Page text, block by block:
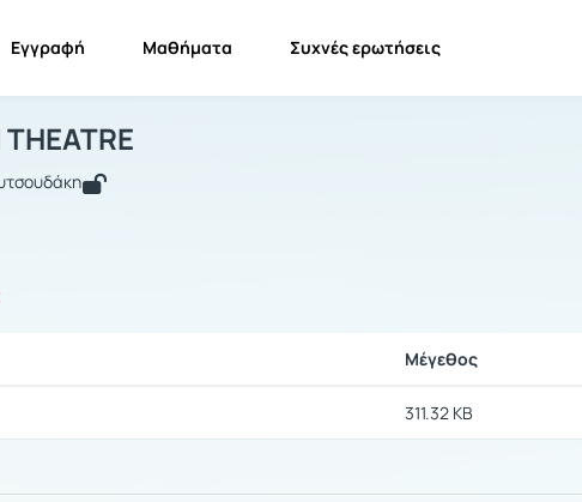
Εγγραφή Μαθήματα Συχνές ερωτήσεις
THEATRE
Μέγεθος
311.32 KB